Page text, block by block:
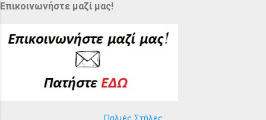
Επικοινωνήστε μαζί μας!